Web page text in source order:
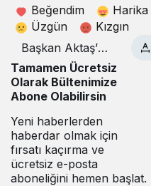
Beğendim
Harika
Üzgün
Kızgın
Başkan Aktaş’a
Küplüpınar’da
coşkulu
karşılama
Tamamen Ücretsiz
Olarak Bültenimize
Abone Olabilirsin
Yeni haberlerden
haberdar olmak için
fırsatı kaçırma ve
ücretsiz e-posta
aboneliğini hemen başlat.